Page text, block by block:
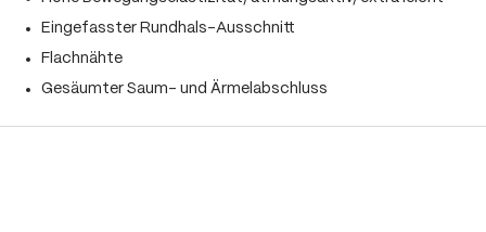
Eingefasster Rundhals-Ausschnitt
Flachnähte
Gesäumter Saum- und Ärmelabschluss